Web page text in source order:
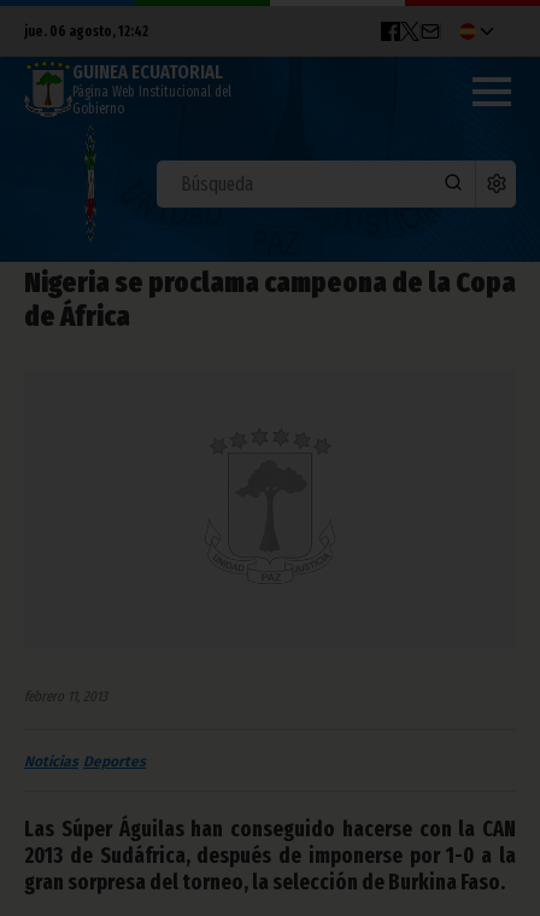
jue. 06 agosto, 12:42
GUINEA ECUATORIAL
Página Web Institucional del
Gobierno
Nigeria se proclama campeona de la Copa
de África
febrero 11, 2013
Noticias Deportes
Las Súper Águilas han conseguido hacerse con la CAN
2013 de Sudáfrica, después de imponerse por 1-0 a la
gran sorpresa del torneo, la selección de Burkina Faso.